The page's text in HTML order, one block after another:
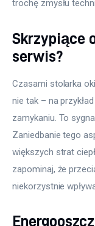
trochę zmysłu
Skrzypiące
serwis?
Czasami stolarka
nie tak – na
zamykaniu. To
Zaniedbanie tego
większych strat
zapominaj, że
niekorzystnie